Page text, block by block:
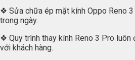
❖ Sửa chữa ép mặt kính Oppo Reno
trong ngày.
❖ Quy trình thay kính Reno 3 Pro
với khách hàng.